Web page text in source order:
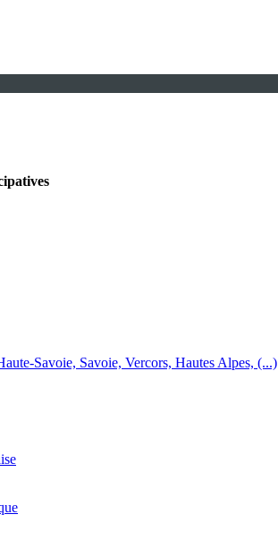
Savoie, Savoie, Vercors, Hautes Alpes, (...)